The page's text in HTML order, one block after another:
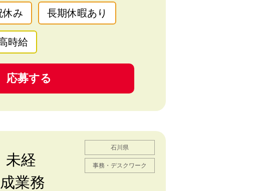
休み 長期休暇あり
時給
応募する
石川県
事務・デスクワーク
未経
業務